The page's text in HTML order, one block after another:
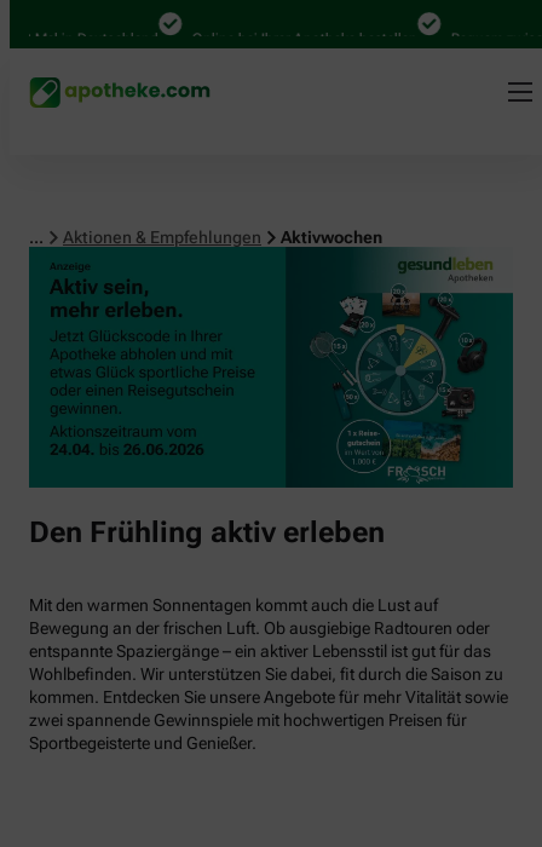
Mal in Deutschland Online bei Ihrer Apotheke bestellen Bequem
... Aktionen & Empfehlungen Aktivwochen
Den Frühling aktiv erleben
Mit den warmen Sonnentagen kommt auch die Lust auf
Bewegung an der frischen Luft. Ob ausgiebige Radtouren oder
entspannte Spaziergänge – ein aktiver Lebensstil ist gut für das
Wohlbefinden. Wir unterstützen Sie dabei, fit durch die Saison zu
kommen. Entdecken Sie unsere Angebote für mehr Vitalität sowie
zwei spannende Gewinnspiele mit hochwertigen Preisen für
Sportbegeisterte und Genießer.